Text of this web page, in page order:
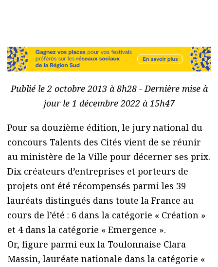
Publié le 2 octobre 2013 à 8h28 - Dernière mise à
jour le 1 décembre 2022 à 15h47
Pour sa douzième édition, le jury national du
concours Talents des Cités vient de se réunir
au ministère de la Ville pour décerner ses prix.
Dix créateurs d’entreprises et porteurs de
projets ont été récompensés parmi les 39
lauréats distingués dans toute la France au
cours de l’été : 6 dans la catégorie « Création »
et 4 dans la catégorie « Emergence ».
Or, figure parmi eux la Toulonnaise Clara
Massin, lauréate nationale dans la catégorie «